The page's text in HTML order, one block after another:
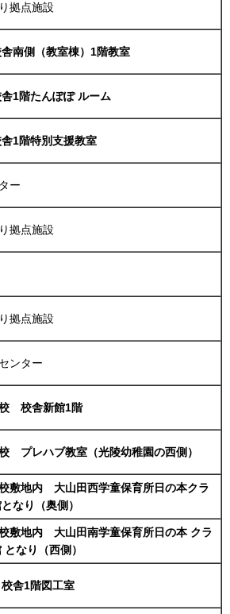
拠点施設
南側（教室棟）1階教室
1階たんぽぽ ルーム
1階特別支援教室
ー
拠点施設
拠点施設
ンター
校舎新館1階
プレハブ教室（光陵幼稚園の西側）
敷地内 大山田西学童保育所日の本クラ
り（奥側）
敷地内 大山田南学童保育所日の本 クラ
なり（西側）
舎1階図工室